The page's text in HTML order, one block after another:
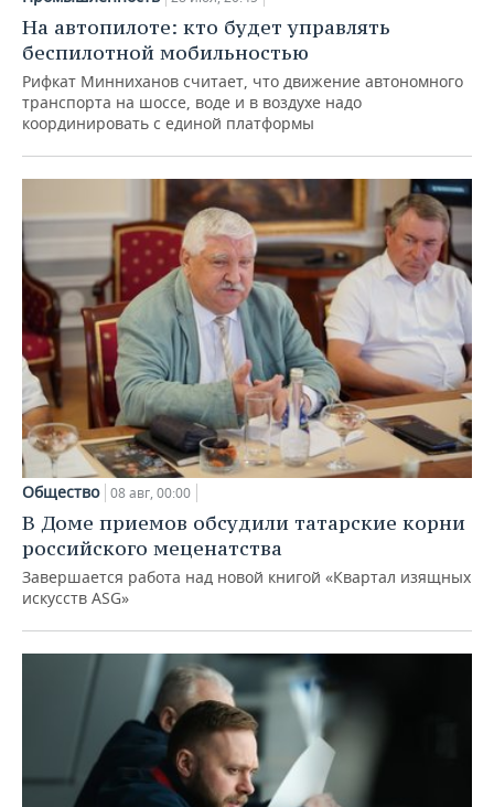
На автопилоте: кто будет управлять
беспилотной мобильностью
Рифкат Минниханов считает, что движение автономного
транспорта на шоссе, воде и в воздухе надо
координировать с единой платформы
Общество 08 авг, 00:00
В Доме приемов обсудили татарские корни
российского меценатства
Завершается работа над новой книгой «Квартал изящных
искусств ASG»